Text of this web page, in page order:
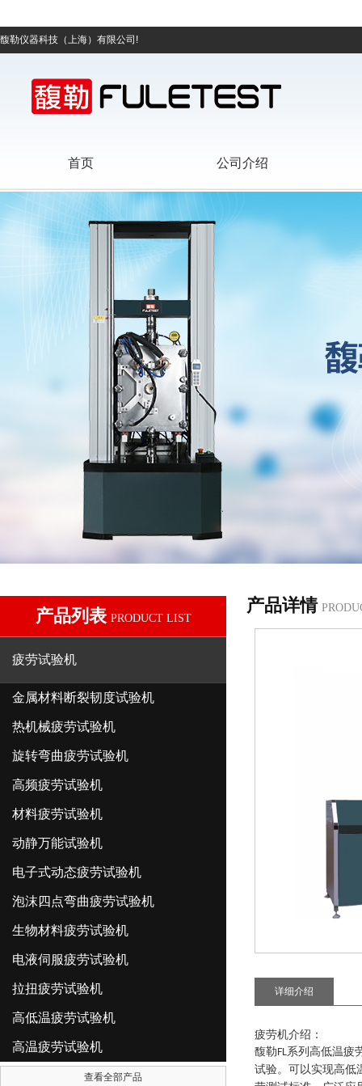
馥勒仪器科技（上海）有限公司!
首页 公司介绍
产品列表 PRODUCT LIST
疲劳试验机
金属材料断裂韧度试验机
热机械疲劳试验机
旋转弯曲疲劳试验机
高频疲劳试验机
材料疲劳试验机
动静万能试验机
电子式动态疲劳试验机
泡沫四点弯曲疲劳试验机
生物材料疲劳试验机
电液伺服疲劳试验机
拉扭疲劳试验机
高低温疲劳试验机
高温疲劳试验机
查看全部产品
产品详情
详细介绍
疲劳机介绍 ：
馥勒FL系列 高低温疲
试验。可以实现高低